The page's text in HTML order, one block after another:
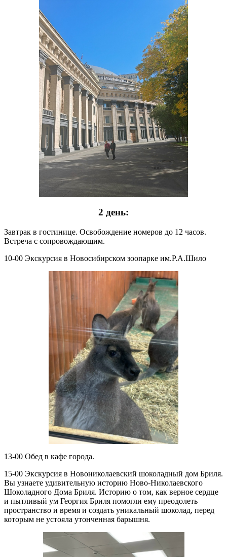
2 день:
Завтрак в гостинице. Освобождение номеров до 12 часов.
Встреча с сопровождающим.
10-00 Экскурсия в Новосибирском зоопарке им.Р.А.Шило
13-00 Обед в кафе города.
15-00 Экскурсия в Новониколаевский шоколадный дом Бриля.
Вы узнаете удивительную историю Ново-Николаевского
Шоколадного Дома Бриля. Историю о том, как верное сердце
и пытливый ум Георгия Бриля помогли ему преодолеть
пространство и время и создать уникальный шоколад, перед
которым не устояла утонченная барышня.